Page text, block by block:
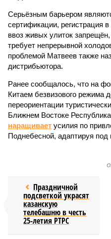
Серьёзным барьером
сертификации, регистрация
ввоз живых улиток
требует непрерывной
проблемой Матвеев также
дистрибьютора.
Ранее сообщалось, что на
Китаем безвизового режима
переориентации
Ближнем Востоке
наращивает усилия по
Поднебесной, адаптируя под
Праздничной
подсветкой украсят
казанскую
телебашню в честь
25-летия РТРС